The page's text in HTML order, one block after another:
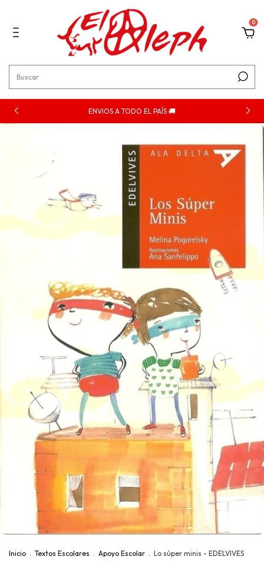
0
ENVIOS A TODO EL PAÍS 🚚
Inicio . Textos Escolares . Apoyo Escolar . Lo súper minis - EDELVIVES